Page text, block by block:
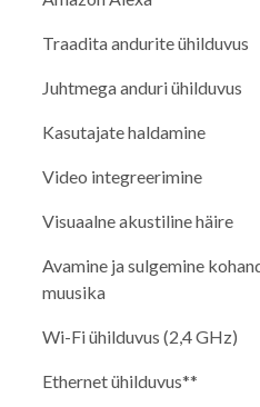
Traadita andurite ühilduvus
Juhtmega anduri ühilduvus
Kasutajate haldamine
Video integreerimine
Visuaalne akustiline häire
Avamine ja sulgemine
muusika
Wi-Fi ühilduvus (2,4 GHz)
Ethernet ühilduvus**